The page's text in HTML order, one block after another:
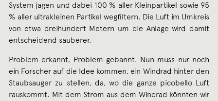
System jagen und dabei 100 % aller Kleinpartikel sowie 95
% aller ultrakleinen Partikel wegfiltern. Die Luft im Umkreis
von etwa dreihundert Metern um die Anlage wird damit
entscheidend sauberer.
Problem erkannt, Problem gebannt. Nun muss nur noch
ein Forscher auf die Idee kommen, ein Windrad hinter den
Staubsauger zu stellen, da, wo die ganze picobello Luft
rauskommt. Mit dem Strom aus dem Windrad könnten wir